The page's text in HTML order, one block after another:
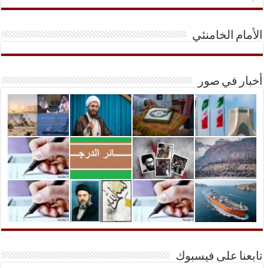
الأمام الخامنئي
أخبار في صور
تابعنا على فيسبوك